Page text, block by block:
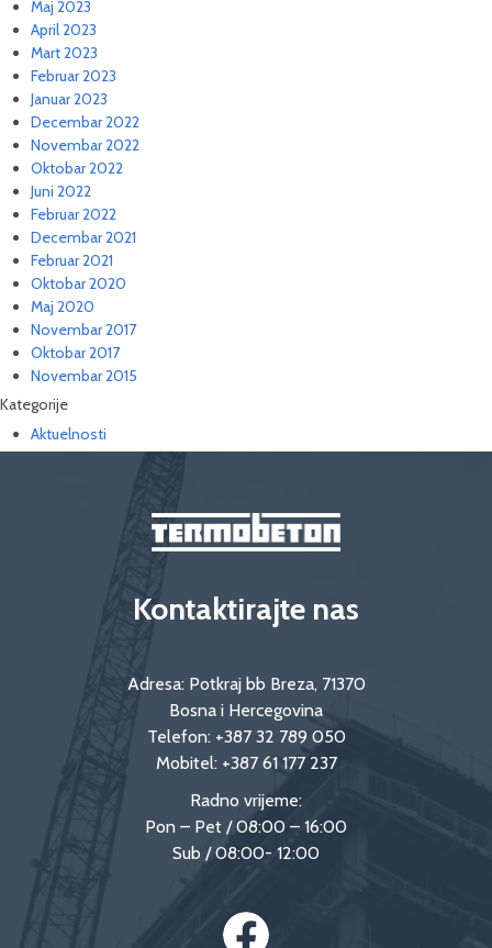
Maj 2023
April 2023
Mart 2023
Februar 2023
Januar 2023
Decembar 2022
Novembar 2022
Oktobar 2022
Juni 2022
Februar 2022
Decembar 2021
Februar 2021
Oktobar 2020
Maj 2020
Novembar 2017
Oktobar 2017
Novembar 2015
Kategorije
Aktuelnosti
Kontaktirajte nas
Adresa: Potkraj bb Breza, 71370
Bosna i Hercegovina
Telefon: +387 32 789 050
Mobitel: +387 61 177 237
Radno vrijeme:
Pon – Pet / 08:00 – 16:00
Sub / 08:00- 12:00